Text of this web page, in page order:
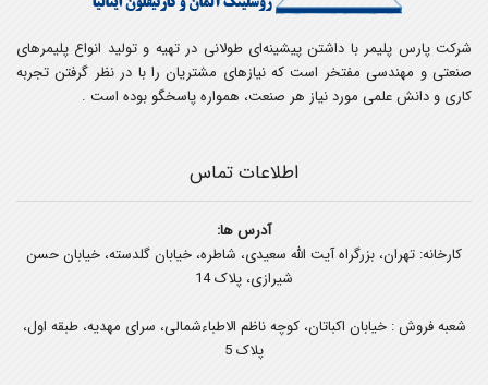
شرکت پارس پلیمر با داشتن پیشینه‌ای طولانی در تهیه و تولید انواع پلیمرهای
صنعتی و مهندسی مفتخر است که نیازهای مشتریان را با در نظر گرفتن تجربه
کاری و دانش علمی مورد نیاز هر صنعت، همواره پاسخگو بوده است .
اطلاعات تماس
آدرس ها:
کارخانه: تهران، بزرگراه آیت الله سعیدی، شاطره، خیابان گلدسته، خیابان حسن
شیرازی، پلاک 14
شعبه فروش : خیابان اکباتان، کوچه ناظم الاطباءشمالی، سرای مهدیه، طبقه اول،
پلاک 5